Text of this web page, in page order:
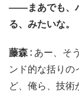
――まあでも、
る、みたいな。
藤森 : あー、そ
ンド的な括り
ど、俺ら、技術